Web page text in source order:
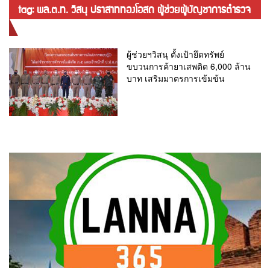
tag: พล.ต.ท. วิสนุ ปราสาททองโอสถ ผู้ช่วยผู้บัญชาการตำรวจ
ผู้ช่วยฯวิสนุ ตั้งเป้ายึดทรัพย์
ขบวนการค้ายาเสพติด 6,000 ล้าน
บาท เสริมมาตรการเข้มข้น